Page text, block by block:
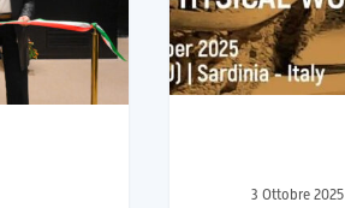
3 Ottobre 2025